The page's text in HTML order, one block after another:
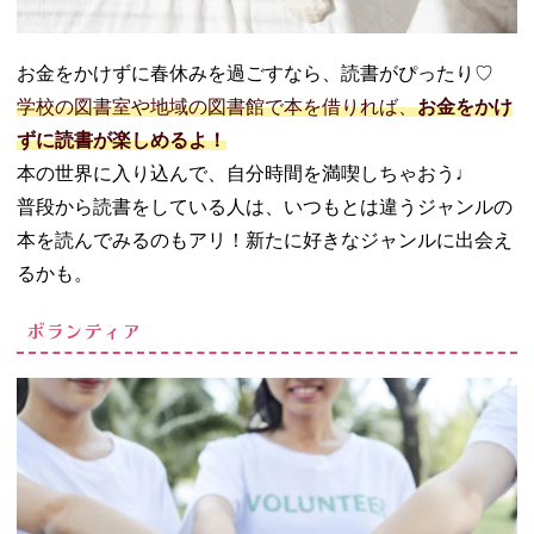
お金をかけずに春休みを過ごすなら、読書がぴったり♡
学校の図書室や地域の図書館で本を借りれば、お金をかけ
ずに読書が楽しめるよ！
本の世界に入り込んで、自分時間を満喫しちゃおう♩
普段から読書をしている人は、いつもとは違うジャンルの
本を読んでみるのもアリ！新たに好きなジャンルに出会え
るかも。
ボランティア